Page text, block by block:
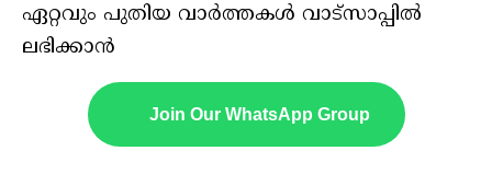
ഏറ്റവും പുതിയ വാർത്തകൾ വാട്സാപ്പിൽ
ലഭിക്കാൻ
Join Our WhatsApp Group